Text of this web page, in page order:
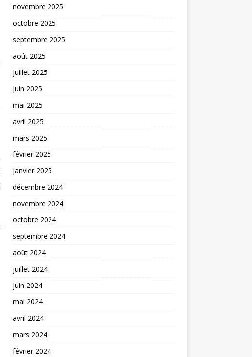
novembre 2025
octobre 2025
septembre 2025
août 2025
juillet 2025
juin 2025
mai 2025
avril 2025
mars 2025
février 2025
janvier 2025
décembre 2024
novembre 2024
octobre 2024
septembre 2024
août 2024
juillet 2024
juin 2024
mai 2024
avril 2024
mars 2024
février 2024